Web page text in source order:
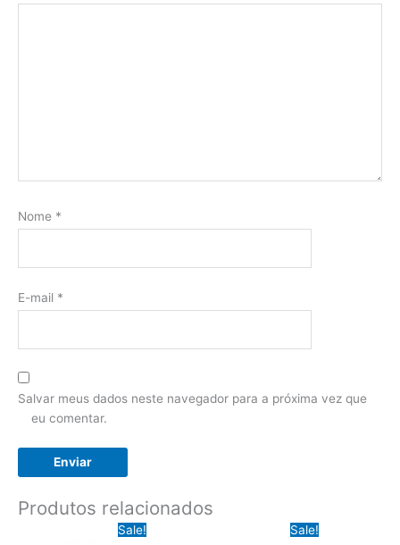
Nome *
E-mail *
Salvar meus dados neste navegador para a próxima vez que
eu comentar.
Produtos relacionados
Sale! Sale!